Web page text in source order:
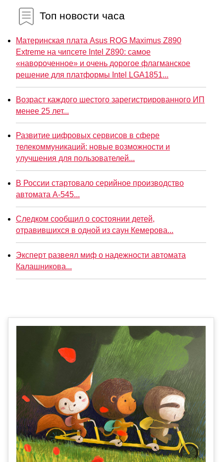
Топ новости часа
Материнская плата Asus ROG Maximus Z890
Extreme на чипсете Intel Z890: самое
«навороченное» и очень дорогое флагманское
решение для платформы Intel LGA1851...
Возраст каждого шестого зарегистрированного ИП
менее 25 лет...
Развитие цифровых сервисов в сфере
телекоммуникаций: новые возможности и
улучшения для пользователей...
В России стартовало серийное производство
автомата А-545...
Следком сообщил о состоянии детей,
отравившихся в одной из саун Кемерова...
Эксперт развеял миф о надежности автомата
Калашникова...